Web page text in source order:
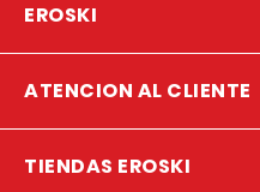
EROSKI
ATENCION AL CLIENTE
TIENDAS EROSKI